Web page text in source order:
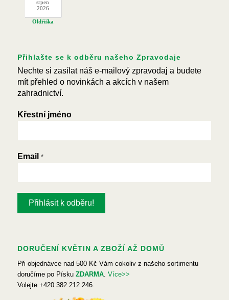
srpen
2026
Oldřiška
Přihlašte se k odběru našeho Zpravodaje
Nechte si zasílat náš e-mailový zpravodaj a budete
mít přehled o novinkách a akcích v našem
zahradnictví.
Křestní jméno
Email *
DORUČENÍ KVĚTIN A ZBOŽÍ AŽ DOMŮ
Při objednávce nad 500 Kč Vám cokoliv z našeho sortimentu
doručíme po Písku ZDARMA. Více>>
Volejte +420 382 212 246.